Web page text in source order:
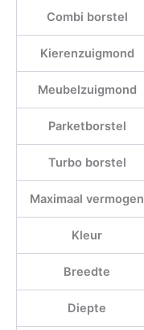
Combi borstel
Kierenzuigmond
Meubelzuigmond
Parketborstel
Turbo borstel
Maximaal vermogen
Kleur
Breedte
Diepte